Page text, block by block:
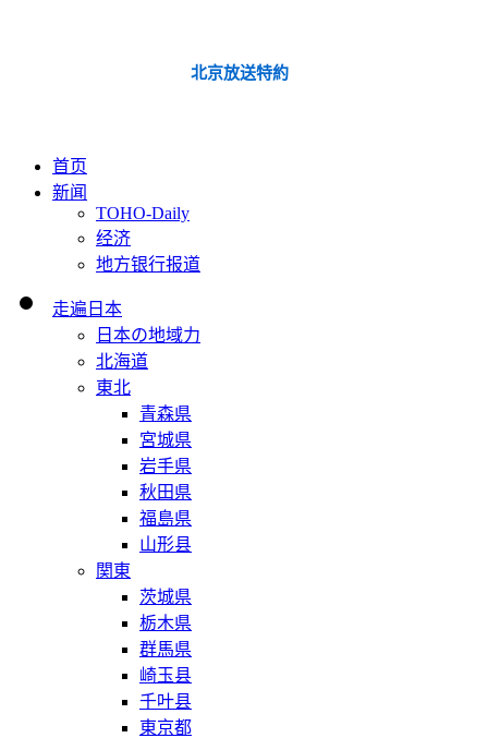
北京放送特約
首页
新闻
TOHO-Daily
经济
地方银行报道
走遍日本
日本の地域力
北海道
東北
青森県
宮城県
岩手県
秋田県
福島県
山形县
関東
茨城県
栃木県
群馬県
崎玉县
千叶县
東京都